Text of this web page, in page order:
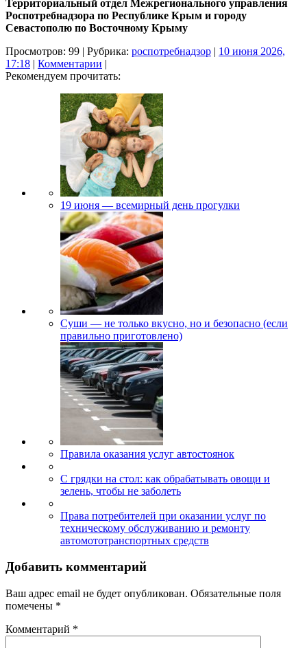
Территориальный отдел Межрегионального управления
Роспотребнадзора по Республике Крым и городу
Севастополю по Восточному Крыму
Просмотров: 99 | Рубрика: роспотребнадзор | 10 июня 2026,
17:18 | Комментарии |
Рекомендуем прочитать:
19 июня — всемирный день прогулки
Суши — не только вкусно, но и безопасно (если
правильно приготовлено)
Правила оказания услуг автостоянок
С грядки на стол: как обрабатывать овощи и
зелень, чтобы не заболеть
Права потребителей при оказании услуг по
техническому обслуживанию и ремонту
автомототранспортных средств
Добавить комментарий
Ваш адрес email не будет опубликован. Обязательные поля
помечены *
Комментарий *